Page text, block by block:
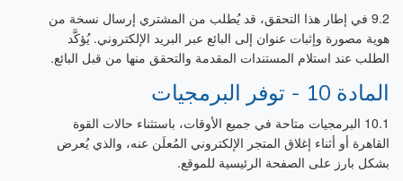
9.2 في إطار هذا التحقق، قد يُطلب من المشتري إرسال نسخة من
هوية مصورة وإثبات عنوان إلى البائع عبر البريد الإلكتروني. يُؤكَّد
الطلب عند استلام المستندات المقدمة والتحقق منها من قبل البائع.
المادة 10 - توفر البرمجيات
10.1 البرمجيات متاحة في جميع الأوقات، باستثناء حالات القوة
القاهرة أو أثناء إغلاق المتجر الإلكتروني المُعلَن عنه، والذي يُعرض
بشكل بارز على الصفحة الرئيسية للموقع.